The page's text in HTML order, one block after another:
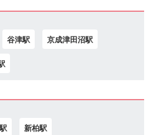
谷津駅 京成津田沼駅
新柏駅